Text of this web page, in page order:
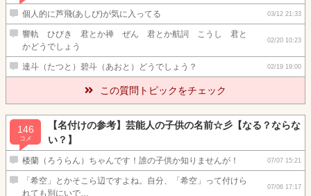
個人的に芦飛(あしび)が気に入ってる 03/12 21:33
響軌 ひびき 君とか禅 ぜん 君とか航詞 こうし 君と
かどうでしょう
02/20 10:23
達斗（たつと）碧斗（あおと）どうでしょう？ 02/19 19:00
この質問トピックをチェック
146
コメ
【名付けの参考】芸能人の子供の名前☆彡【なる？ならな
い？】
楼蘭（ろうらん）ちゃんです！誰の子供か知りませんが！ 07/07 15:21
「希空」とかそこら辺ですよね。自分、「希空」って付けら
れても別にいで…
07/06 17:17